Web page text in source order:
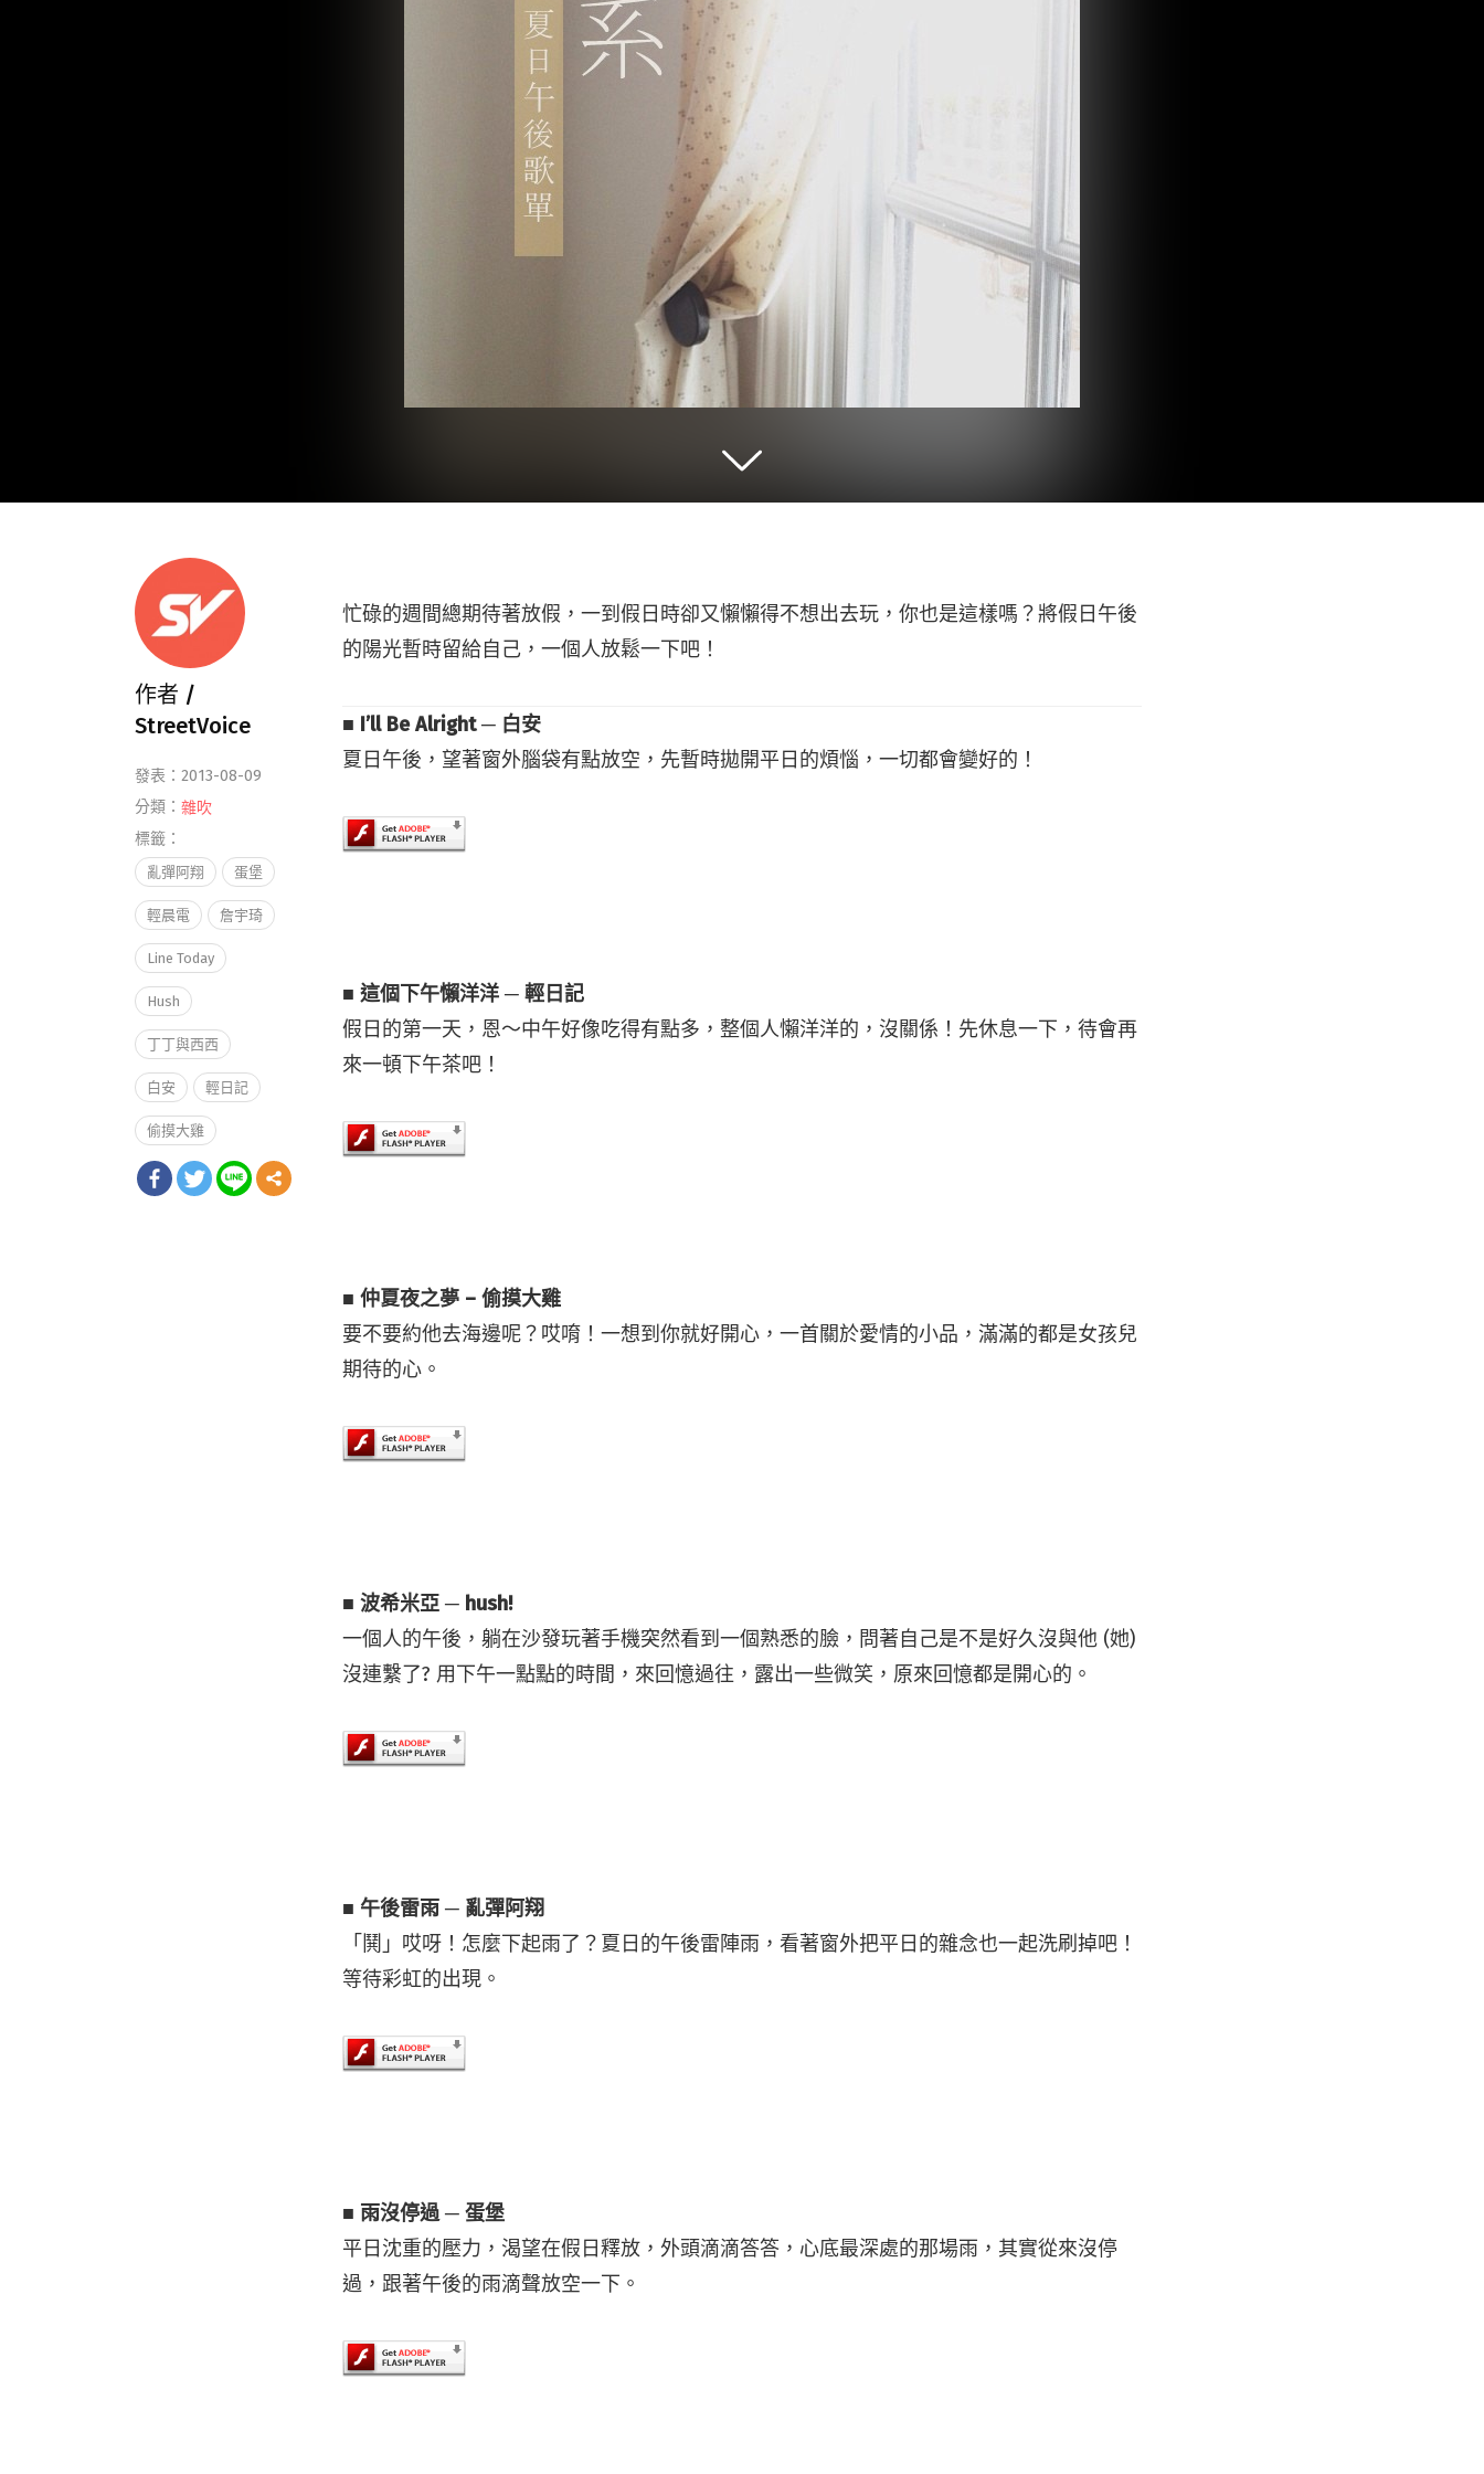
忙碌的週間總期待著放假，一到假日時卻又懶懶得不想出去玩，你也是這樣嗎？將假日午後
的陽光暫時留給自己，一個人放鬆一下吧！
■ I’ll Be Alright ─ 白安
夏日午後，望著窗外腦袋有點放空，先暫時拋開平日的煩惱，一切都會變好的！
■ 這個下午懶洋洋 ─ 輕日記
假日的第一天，恩～中午好像吃得有點多，整個人懶洋洋的，沒關係！先休息一下，待會再
來一頓下午茶吧！
■ 仲夏夜之夢 – 偷摸大雞
要不要約他去海邊呢？哎唷！一想到你就好開心，一首關於愛情的小品，滿滿的都是女孩兒
期待的心。
■ 波希米亞 ─ hush!
一個人的午後，躺在沙發玩著手機突然看到一個熟悉的臉，問著自己是不是好久沒與他 (她)
沒連繫了? 用下午一點點的時間，來回憶過往，露出一些微笑，原來回憶都是開心的。
■ 午後雷雨 ─ 亂彈阿翔
「鬨」哎呀！怎麼下起雨了？夏日的午後雷陣雨，看著窗外把平日的雜念也一起洗刷掉吧！
等待彩虹的出現。
■ 雨沒停過 ─ 蛋堡
平日沈重的壓力，渴望在假日釋放，外頭滴滴答答，心底最深處的那場雨，其實從來沒停
過，跟著午後的雨滴聲放空一下。
作者 /
StreetVoice
發表：2013-08-09
分類： 雜吹
標籤：
亂彈阿翔 蛋堡
輕晨電 詹宇琦
Line Today
Hush
丁丁與西西
白安 輕日記
偷摸大雞